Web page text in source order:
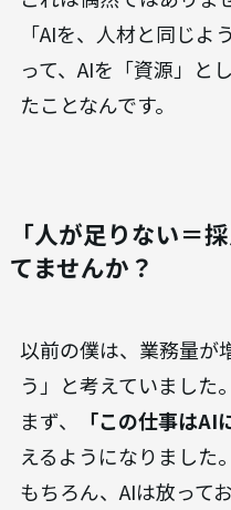
「AIを、人材と同じ
って、AIを「資源」と
たことなんです。
「人が足りない＝
てませんか？
以前の僕は、業務量が
う」と考えていました
まず、
「この仕事はAI
えるようになりました。
もちろん、AIは放って